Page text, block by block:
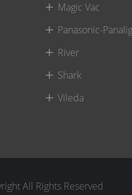
Magic Vac
Panasonic-
River
Shark
Vileda
All Rights Reserved